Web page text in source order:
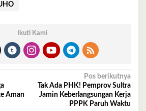
Ikuti Kami
Aman
Pos berikutnya
Tak Ada PHK! Pemprov Sultra
Jamin Keberlangsungan Kerja
PPPK Paruh Waktu